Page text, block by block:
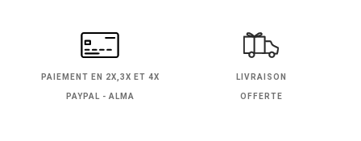
PAIEMENT EN 2X,3X ET 4X
PAYPAL - ALMA
LIVRAISON
OFFERTE